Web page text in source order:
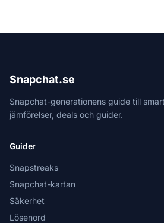
Snapchat.se
Snapchat-generationens guide till
jämförelser, deals och guider.
Guider
Snapstreaks
Snapchat-kartan
Säkerhet
Lösenord